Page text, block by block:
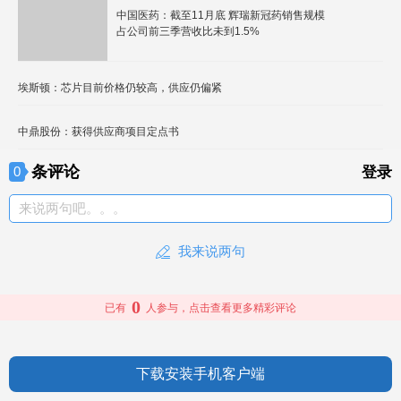
中国医药：截至11月底 辉瑞新冠药销售规模
占公司前三季营收比未到1.5%
埃斯顿：芯片目前价格仍较高，供应仍偏紧
中鼎股份：获得供应商项目定点书
0 条评论 登录
来说两句吧。。。
我来说两句
已有 0 人参与，点击查看更多精彩评论
下载安装手机客户端